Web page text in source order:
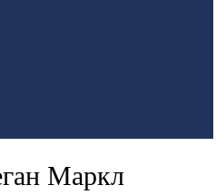
Маркл